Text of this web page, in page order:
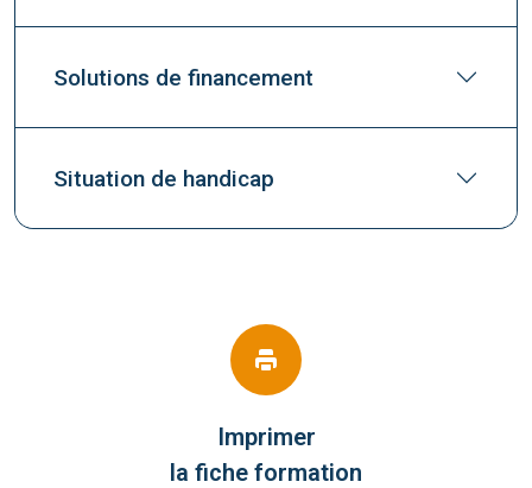
Solutions de financement
Situation de handicap
Imprimer
la fiche formation